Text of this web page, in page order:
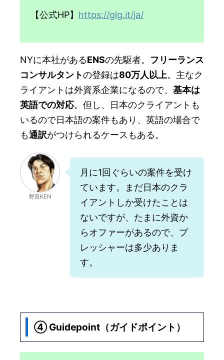
【公式HP】 https://glg.it/ja/
NYに本社があるENSの先駆者。 フリーランス
コンサルタントの登録は80万人以上。主なク
ライアントは外資系企業になるので、 基本は
英語での対応。但し、日本のクライアントも
いるので日本語の案件もあり、英語の場合で
も通訳がつけられるケースもある。
野良KEN
月に1回ぐらいの案件を受け
ています。まだ日本のクラ
イアントしか受けたことは
ないですが、たまに外資か
らオファーがあるので、プ
レッシャーは多少ありま
す。
④ Guidepoint（ガイドポイント）